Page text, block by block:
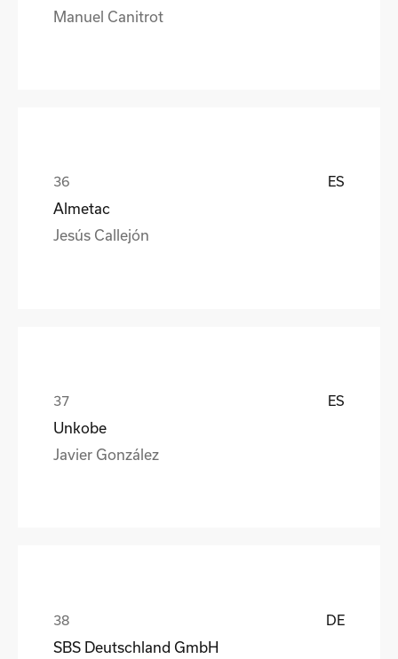
Manuel Canitrot
ES
Almetac
Jesús Callejón
ES
Unkobe
Javier González
DE
SBS Deutschland GmbH